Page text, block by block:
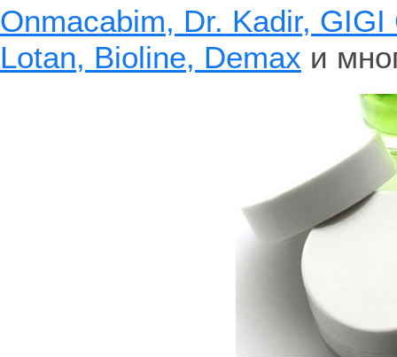
Onmacabim, Dr. Kadir, GIGI
Lotan, Bioline, Demax и